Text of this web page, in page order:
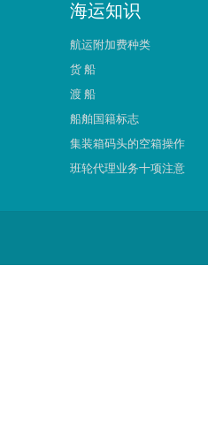
海运知识
航运附加费种类
货 船
渡 船
船舶国籍标志
集装箱码头的空箱操作
班轮代理业务十项注意